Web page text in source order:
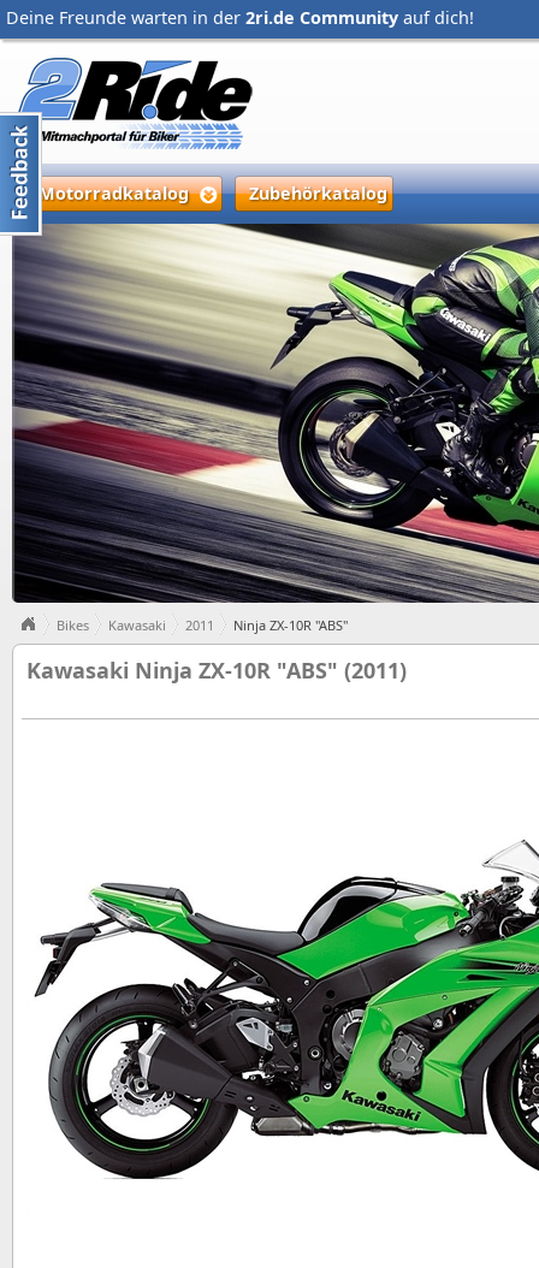
Deine Freunde warten in der 2ri.de Community auf dich!
Motorradkatalog Zubehörkatalog
Bikes Kawasaki 2011 Ninja ZX-10R "ABS"
Kawasaki Ninja ZX-10R "ABS" (2011)